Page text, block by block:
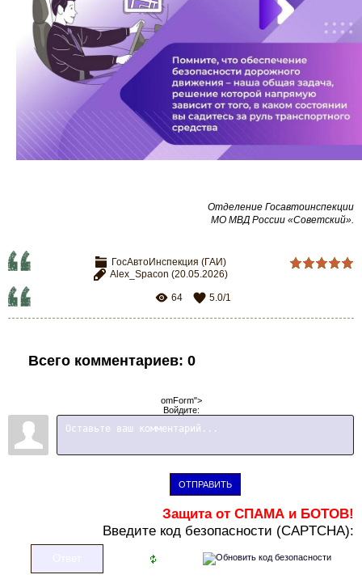
Отделение Госавтоинспекции
МО МВД России «Советский».
ГосАвтоИнспекция (ГАИ)
Alex_Spacon (20.05.2026)
64 5.0/1
Всего комментариев: 0
omForm">
Войдите:
ОТПРАВИТЬ
Защита от СПАМА и БОТОВ!
Введите код безопасности (CAPTCHA):